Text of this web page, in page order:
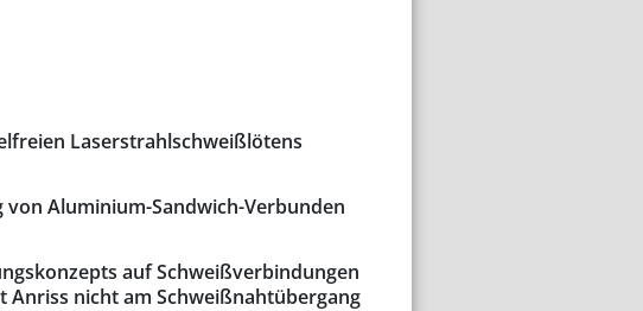
Laserstrahlschweißlötens
Aluminium-Sandwich-Verbunden
auf Schweißverbindungen
nicht am Schweißnahtübergang